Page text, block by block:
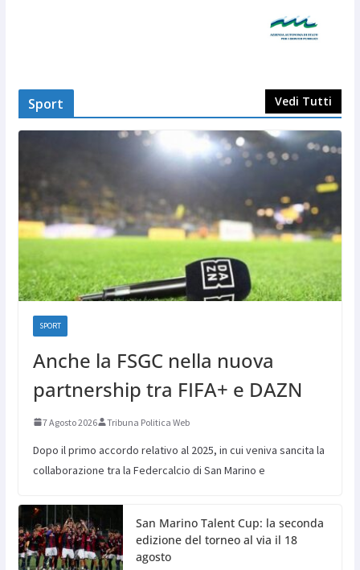
Sport Vedi Tutti
SPORT
Anche la FSGC nella nuova
partnership tra FIFA+ e DAZN
7 Agosto 2026 Tribuna Politica Web
Dopo il primo accordo relativo al 2025, in cui veniva sancita la
collaborazione tra la Federcalcio di San Marino e
San Marino Talent Cup: la seconda
edizione del torneo al via il 18
agosto